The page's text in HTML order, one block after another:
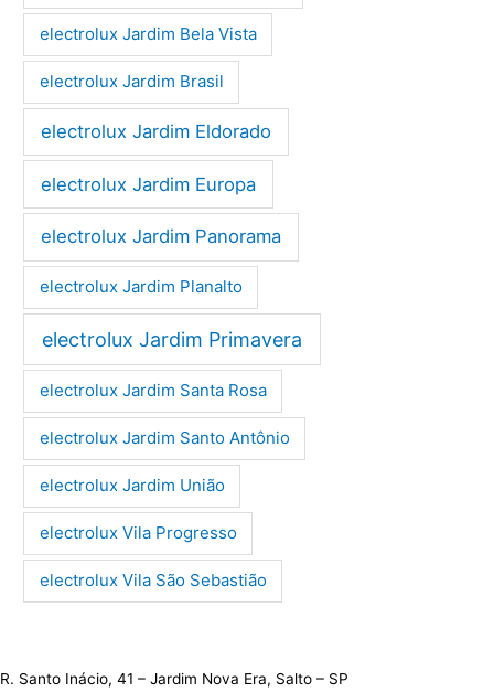
electrolux Jardim Bela Vista
electrolux Jardim Brasil
electrolux Jardim Eldorado
electrolux Jardim Europa
electrolux Jardim Panorama
electrolux Jardim Planalto
electrolux Jardim Primavera
electrolux Jardim Santa Rosa
electrolux Jardim Santo Antônio
electrolux Jardim União
electrolux Vila Progresso
electrolux Vila São Sebastião
R. Santo Inácio, 41 – Jardim Nova Era, Salto – SP